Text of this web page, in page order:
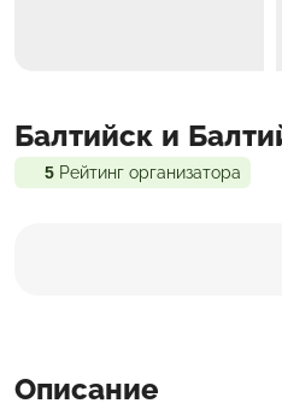
Программа Входит в
Балтийск и
5 Рейтинг организатора
Описание